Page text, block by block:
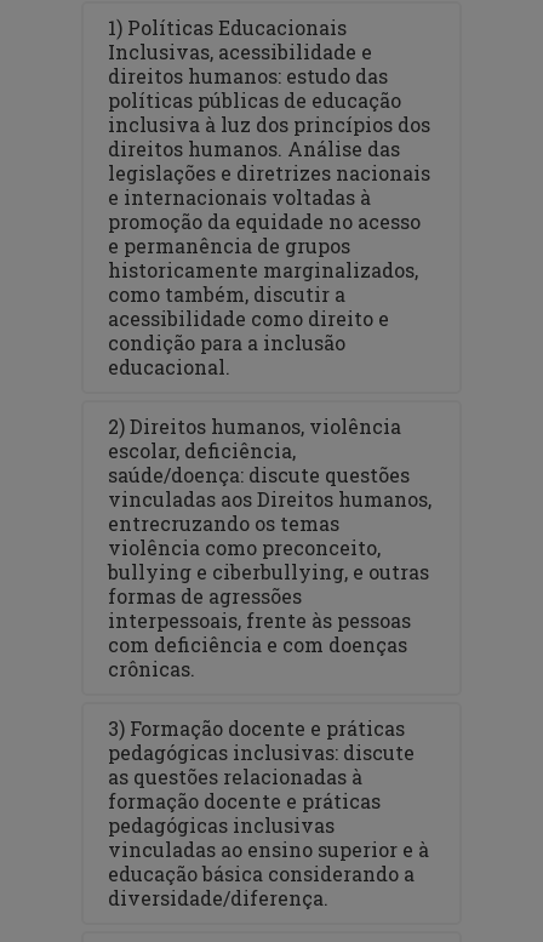
1) Políticas Educacionais
Inclusivas, acessibilidade e
direitos humanos: estudo das
políticas públicas de educação
inclusiva à luz dos princípios dos
direitos humanos. Análise das
legislações e diretrizes nacionais
e internacionais voltadas à
promoção da equidade no acesso
e permanência de grupos
historicamente marginalizados,
como também, discutir a
acessibilidade como direito e
condição para a inclusão
educacional.
2) Direitos humanos, violência
escolar, deficiência,
saúde/doença: discute questões
vinculadas aos Direitos humanos,
entrecruzando os temas
violência como preconceito,
bullying e ciberbullying, e outras
formas de agressões
interpessoais, frente às pessoas
com deficiência e com doenças
crônicas.
3) Formação docente e práticas
pedagógicas inclusivas: discute
as questões relacionadas à
formação docente e práticas
pedagógicas inclusivas
vinculadas ao ensino superior e à
educação básica considerando a
diversidade/diferença.